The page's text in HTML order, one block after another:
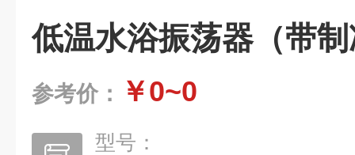
低温水浴振荡器（带
参考价： ￥0~0
型号：